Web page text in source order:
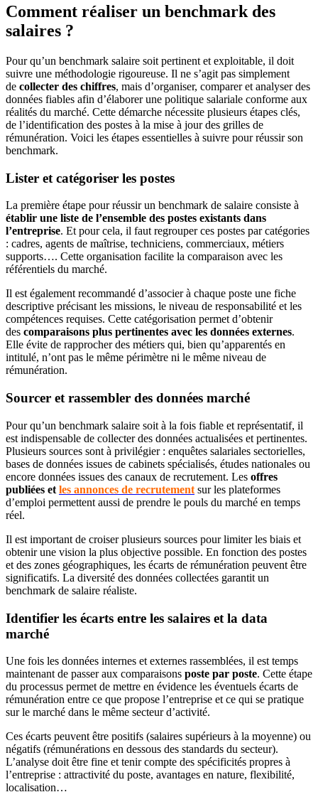
Comment réaliser un benchmark des
salaires ?
Pour qu’un benchmark salaire soit pertinent et exploitable, il doit
suivre une méthodologie rigoureuse. Il ne s’agit pas simplement
de collecter des chiffres, mais d’organiser, comparer et analyser des
données fiables afin d’élaborer une politique salariale conforme aux
réalités du marché. Cette démarche nécessite plusieurs étapes clés,
de l’identification des postes à la mise à jour des grilles de
rémunération. Voici les étapes essentielles à suivre pour réussir son
benchmark.
Lister et catégoriser les postes
La première étape pour réussir un benchmark de salaire consiste à
établir une liste de l’ensemble des postes existants dans
l’entreprise. Et pour cela, il faut regrouper ces postes par catégories
: cadres, agents de maîtrise, techniciens, commerciaux, métiers
supports…. Cette organisation facilite la comparaison avec les
référentiels du marché.
Il est également recommandé d’associer à chaque poste une fiche
descriptive précisant les missions, le niveau de responsabilité et les
compétences requises. Cette catégorisation permet d’obtenir
des comparaisons plus pertinentes avec les données externes.
Elle évite de rapprocher des métiers qui, bien qu’apparentés en
intitulé, n’ont pas le même périmètre ni le même niveau de
rémunération.
Sourcer et rassembler des données marché
Pour qu’un benchmark salaire soit à la fois fiable et représentatif, il
est indispensable de collecter des données actualisées et pertinentes.
Plusieurs sources sont à privilégier : enquêtes salariales sectorielles,
bases de données issues de cabinets spécialisés, études nationales ou
encore données issues des canaux de recrutement. Les offres
publiées et les annonces de recrutement sur les plateformes
d’emploi permettent aussi de prendre le pouls du marché en temps
réel.
Il est important de croiser plusieurs sources pour limiter les biais et
obtenir une vision la plus objective possible. En fonction des postes
et des zones géographiques, les écarts de rémunération peuvent être
significatifs. La diversité des données collectées garantit un
benchmark de salaire réaliste.
Identifier les écarts entre les salaires et la data
marché
Une fois les données internes et externes rassemblées, il est temps
maintenant de passer aux comparaisons poste par poste. Cette étape
du processus permet de mettre en évidence les éventuels écarts de
rémunération entre ce que propose l’entreprise et ce qui se pratique
sur le marché dans le même secteur d’activité.
Ces écarts peuvent être positifs (salaires supérieurs à la moyenne) ou
négatifs (rémunérations en dessous des standards du secteur).
L’analyse doit être fine et tenir compte des spécificités propres à
l’entreprise : attractivité du poste, avantages en nature, flexibilité,
localisation…